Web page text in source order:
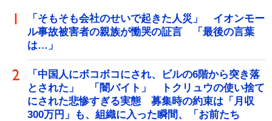
「そもそも会社のせいで起きた人災」 イオンモー
ル事故被害者の親族が慟哭の証言 「最後の言葉
は…」
「中国人にボコボコにされ、ビルの6階から突き落
とされた」 「闇バイト」 トクリュウの使い捨て
にされた悲惨すぎる実態 募集時の約束は「月収
300万円」も、組織に入った瞬間、「お前たち